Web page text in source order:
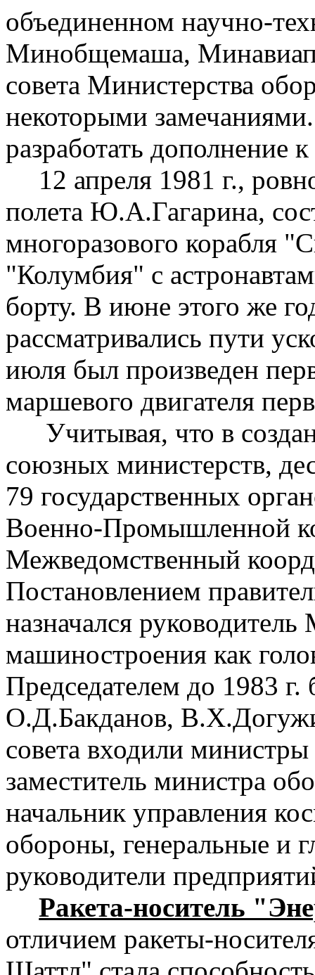
объединенном научно-
Минобщемаша,
совета Министерства
некоторыми
разработать дополнение
12 апреля 1981 г.,
полета Ю.А.Гагарина,
многоразового корабля
"Колумбия" с
борту. В июне этого же
рассматривались пути
июля был произведен
маршевого двигателя
Учитывая, что в
союзных министерств,
79 государственных
Военно-Промышленной
Межведомственный
Постановлением
назначался
машиностроения как
Председателем до 1983 г.
О.Д.Бакданов,
совета входили
заместитель министра
начальник управления
обороны, генеральные и
руководители
Ракета-носитель
отличием ракеты-